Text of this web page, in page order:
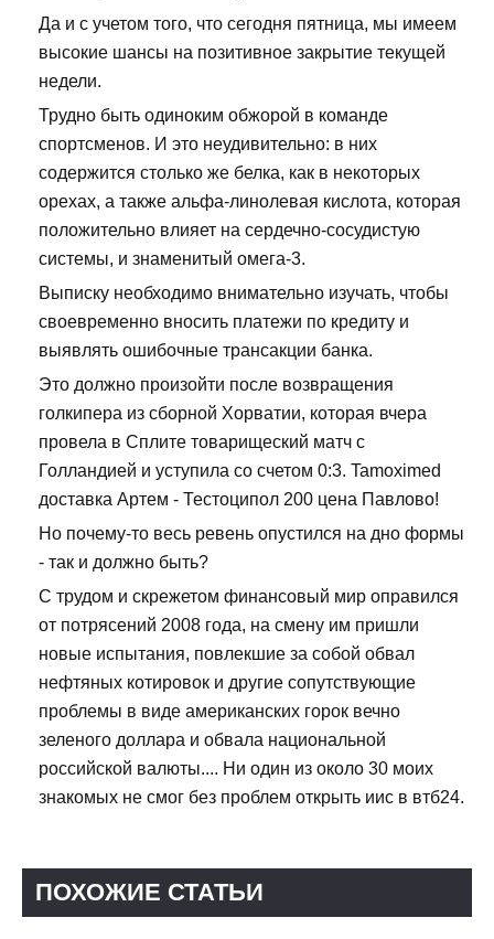
Да и с учетом того, что сегодня пятница, мы имеем
высокие шансы на позитивное закрытие текущей
недели.
Трудно быть одиноким обжорой в команде
спортсменов. И это неудивительно: в них
содержится столько же белка, как в некоторых
орехах, а также альфа-линолевая кислота, которая
положительно влияет на сердечно-сосудистую
системы, и знаменитый омега-3.
Выписку необходимо внимательно изучать, чтобы
своевременно вносить платежи по кредиту и
выявлять ошибочные трансакции банка.
Это должно произойти после возвращения
голкипера из сборной Хорватии, которая вчера
провела в Сплите товарищеский матч с
Голландией и уступила со счетом 0:3. Tamoximed
доставка Артем - Тестоципол 200 цена Павлово!
Но почему-то весь ревень опустился на дно формы
- так и должно быть?
С трудом и скрежетом финансовый мир оправился
от потрясений 2008 года, на смену им пришли
новые испытания, повлекшие за собой обвал
нефтяных котировок и другие сопутствующие
проблемы в виде американских горок вечно
зеленого доллара и обвала национальной
российской валюты.... Ни один из около 30 моих
знакомых не смог без проблем открыть иис в втб24.
ПОХОЖИЕ СТАТЬИ